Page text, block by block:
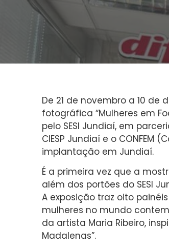
De 21 de novembro a 10 de
fotográfica “Mulheres em
pelo SESI Jundiaí, em
CIESP Jundiaí e o CONFEM
implantação em Jundiaí.
É a primeira vez que a
além dos portões do SESI
A exposição traz oito
mulheres no mundo
da artista Maria Ribeiro,
Madalenas”.